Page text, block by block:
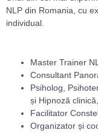
NLP din Romania, cu
individual.
Master Trainer
Consultant
Psiholog,
și Hipnoză
Facilitator
Organizator și